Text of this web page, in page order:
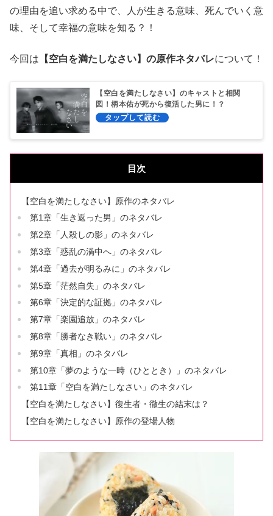
の理由を追い求める中で、人が生きる意味、死んでいく意
味、そして幸福の意味を知る？！
今回は 【空白を満たしなさい】の原作ネタバレについて！
【空白を満たしなさい】のキャストと相関
図！柄本佑が死から復活した男に！？
目次
【空白を満たしなさい】原作のネタバレ
第1章「生き返った男」のネタバレ
第2章「人殺しの影」のネタバレ
第3章「惑乱の渦中へ」のネタバレ
第4章「過去が明るみに」のネタバレ
第5章「茫然自失」のネタバレ
第6章「決定的な証拠」のネタバレ
第7章「楽園追放」のネタバレ
第8章「勝者なき戦い」のネタバレ
第9章「真相」のネタバレ
第10章「夢のような一時（ひととき）」のネタバレ
第11章「空白を満たしなさい」のネタバレ
【空白を満たしなさい】復生者・徹生の結末は？
【空白を満たしなさい】原作の登場人物